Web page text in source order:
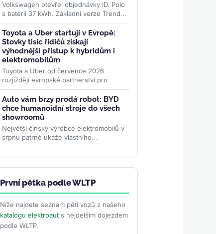
Volkswagen otevřel objednávky ID. Polo
s baterií 37 kWh. Základní verze Trend
startuje v Německu na 24 995 eurech, v
Česku na 619 000 Kč....>>
Toyota a Uber startují v Evropě:
Stovky tisíc řidičů získají
výhodnější přístup k hybridům i
elektromobilům
Toyota a Uber od července 2026
rozjíždějí evropské partnerství pro
stovky tisíc řidičů. Nabídka zahrnuje
hybridy, elektromobily i ojetiny... >>
Auto vám brzy prodá robot: BYD
chce humanoidní stroje do všech
showroomů
Největší čínský výrobce elektromobilů v
srpnu patrně ukáže vlastního
předvádět vozy, oživovat...>>
První pětka podle WLTP
Níže najdete seznam pěti vozů z našeho
katalogu elektroauts nejdelším dojezdem
podle WLTP.